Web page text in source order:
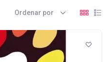
Ordenar por